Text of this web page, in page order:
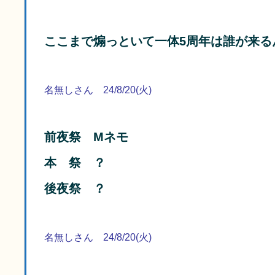
ここまで煽っといて一体5周年は誰が来る
名無しさん 24/8/20(火)
前夜祭 Mネモ
本 祭 ？
後夜祭 ？
名無しさん 24/8/20(火)